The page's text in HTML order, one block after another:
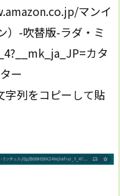
マンイ
）-吹替版-ラダ・ミ
カタ
ー
列をコピーして貼